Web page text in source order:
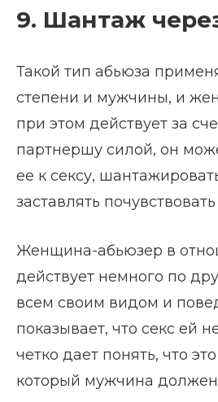
9. Шантаж
Такой тип абьюза
степени и мужчины, и
при этом действует за
партнершу силой, он
ее к сексу,
заставлять
Женщина-абьюзер в
действует немного по
всем своим видом и
показывает, что секс ей
четко дает понять, что
который мужчина должен